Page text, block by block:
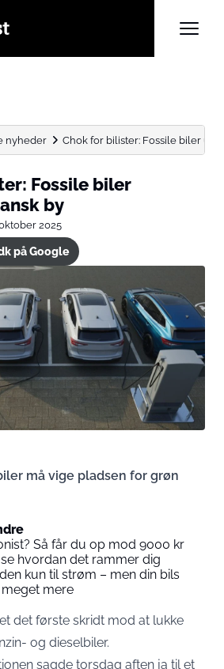
nyheder Chok for bilister: Fossile biler
Fossile biler
by
2025
på Google
må vige pladsen for grøn
Så får du op mod 9000 kr
hvordan det rammer dig
kun til strøm – men din bils
mere
det første skridt mod at lukke
og dieselbiler.
sagde torsdag aften ja til et